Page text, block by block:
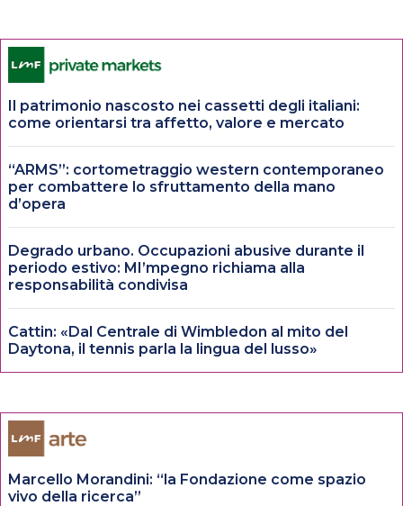
Il patrimonio nascosto nei cassetti degli italiani:
come orientarsi tra affetto, valore e mercato
“ARMS”: cortometraggio western contemporaneo
per combattere lo sfruttamento della mano
d’opera
Degrado urbano. Occupazioni abusive durante il
periodo estivo: MI’mpegno richiama alla
responsabilità condivisa
Cattin: «Dal Centrale di Wimbledon al mito del
Daytona, il tennis parla la lingua del lusso»
Marcello Morandini: “la Fondazione come spazio
vivo della ricerca”